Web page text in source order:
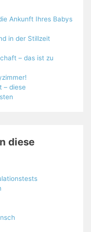
Ankunft Ihres Babys
in der Stillzeit
– das ist zu
– diese
diese